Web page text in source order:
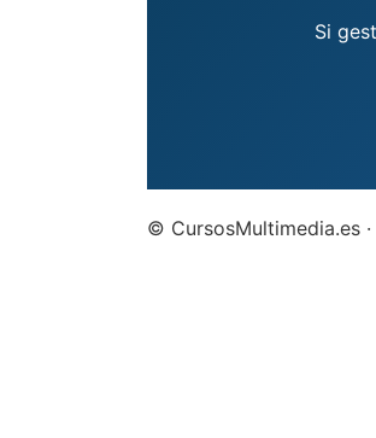
Si
© CursosMultimedia.es